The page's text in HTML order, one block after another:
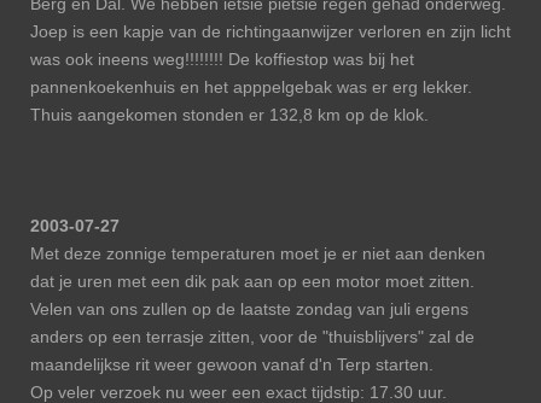
Joep is een kapje van de richtingaanwijzer verloren en zijn licht
was ook ineens weg!!!!!!!! De koffiestop was bij het
pannenkoekenhuis en het apppelgebak was er erg lekker.
Thuis aangekomen stonden er 132,8 km op de klok.
2003-07-27
Met deze zonnige temperaturen moet je er niet aan denken
dat je uren met een dik pak aan op een motor moet zitten.
Velen van ons zullen op de laatste zondag van juli ergens
anders op een terrasje zitten, voor de "thuisblijvers" zal de
maandelijkse rit weer gewoon vanaf d'n Terp starten.
Op veler verzoek nu weer een exact tijdstip: 17.30 uur.